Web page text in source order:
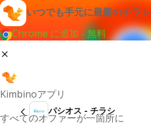
いつでも手元に最新のチラシ
Chrome に追加 - 無料
Kimbinoアプリ
すべてのオファーが一箇所に
パシオス - チラシ